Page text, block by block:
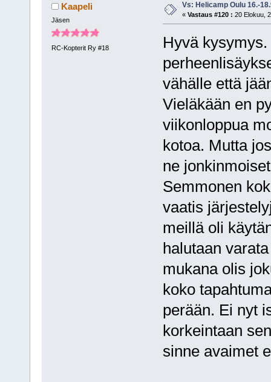
Kaapeli
Jäsen
RC-Kopterit Ry #18
Vs: Helicamp Oulu 16.-
« Vastaus #120 : 20 Elokuu,
Hyvä
vähälle että
Vieläkään en
viikonloppua
kotoa. Mutta
ne
Semmonen
vaatis
meillä oli
halutaan
mukana olis
koko
perään. Ei nyt
korkeintaan
sinne avaimet